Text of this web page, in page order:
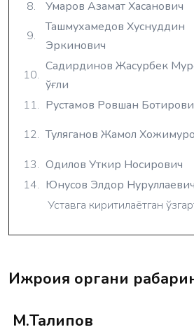
8.
Умаров Азамат Хасанович
9.
Ташмухамедов Хуснуддин
Эркинович
10.
Садирдинов Жасурбек
ўғли
11. Рустамов Ровшан
12. Туляганов Жамол
13. Одилов Уткир Носирович
14. Юнусов Элдор Нуруллаевич
Уставга киритилаётган
Ижроия органи
М.Талипов‎‎